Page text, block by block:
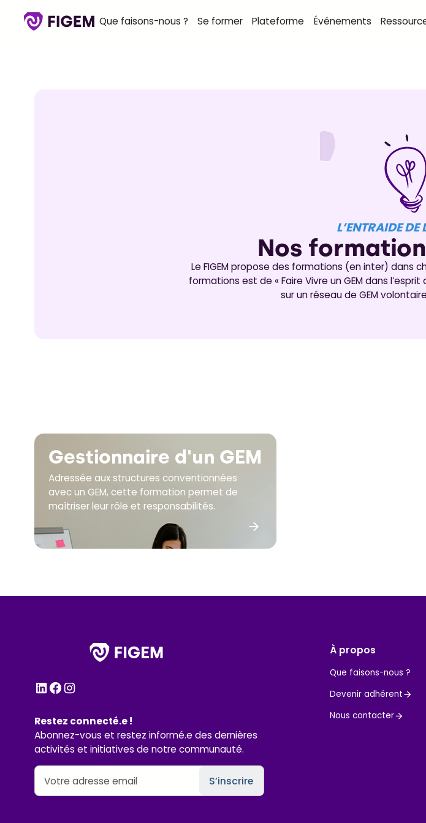
Que faisons-nous ? Se former Plateforme Événements
L’ENTRAIDE DE
Nos
Le FIGEM propose des formations (en inter) dans
formations est de « Faire Vivre un GEM dans
sur un réseau de GEM
Gestionnaire d'un GEM
Adressée aux structures conventionnées
avec un GEM, cette formation permet de
maîtriser leur rôle et responsabilités.
Restez connecté.e !
Abonnez-vous et restez informé.e des dernières
activités et initiatives de notre communauté.
À propos
Que faisons-nous ?
Devenir adhérent
Nous contacter